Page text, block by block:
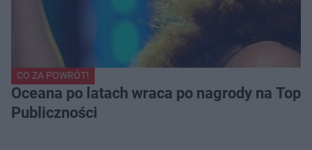
CO ZA POWRÓT!
Oceana po latach wraca po nagrody na Top
Publiczności